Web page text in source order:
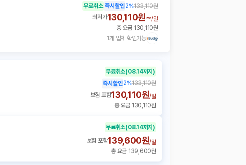
1개 업체 확인가능
무료취소 즉시할인2%133,110원
최저가130,110원~/일
총 요금 130,110원
무료취소(08.14까지)
즉시할인2%133,110원
보험 포함130,110원/일
총 요금 130,110원
무료취소(08.14까지)
보험 포함139,600원/일
총 요금 139,600원